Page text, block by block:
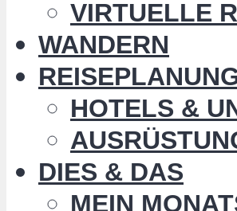
VIRTUELLE
WANDERN
HOTELS &
DIES & DAS
MEIN